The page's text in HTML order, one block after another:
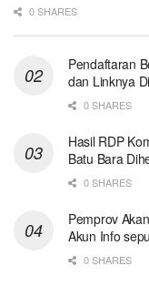
0 SHARES
Pendaftaran
dan Linknya
0 SHARES
Hasil RDP
Batu Bara
0 SHARES
Pemprov
Akun Info
0 SHARES